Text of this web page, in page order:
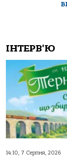
ІНТЕРВ'Ю
14:10, 7 Серпня, 2026